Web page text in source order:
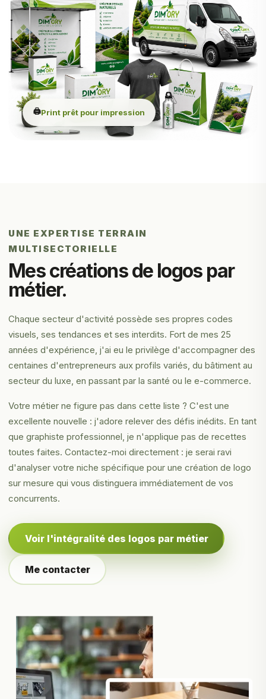
🖨️Print prêt pour impression
UNE EXPERTISE TERRAIN
MULTISECTORIELLE
Mes créations de logos par
métier.
Chaque secteur d'activité possède ses propres codes
visuels, ses tendances et ses interdits. Fort de mes 25
années d'expérience, j'ai eu le privilège d'accompagner des
centaines d'entrepreneurs aux profils variés, du bâtiment au
secteur du luxe, en passant par la santé ou le e-commerce.
Votre métier ne figure pas dans cette liste ? C'est une
excellente nouvelle : j'adore relever des défis inédits. En tant
que graphiste professionnel, je n'applique pas de recettes
toutes faites. Contactez-moi directement : je serai ravi
d'analyser votre niche spécifique pour une création de logo
sur mesure qui vous distinguera immédiatement de vos
concurrents.
Voir l'intégralité des logos par métier
Me contacter